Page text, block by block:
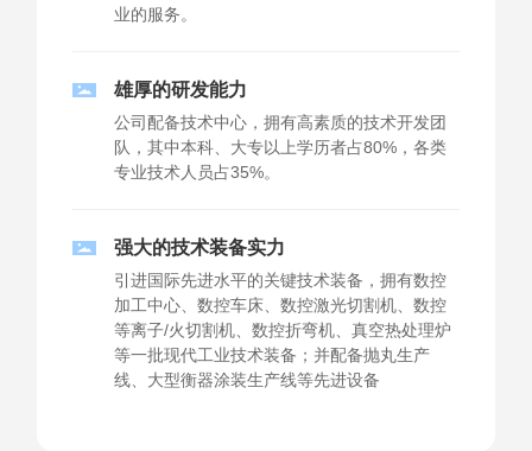
业的服务。
雄厚的研发能力
公司配备技术中心，拥有高素质的技术开发团
队，其中本科、大专以上学历者占80%，各类
专业技术人员占35%。
强大的技术装备实力
引进国际先进水平的关键技术装备，拥有数控
加工中心、数控车床、数控激光切割机、数控
等离子/火切割机、数控折弯机、真空热处理炉
等一批现代工业技术装备；并配备抛丸生产
线、大型衡器涂装生产线等先进设备